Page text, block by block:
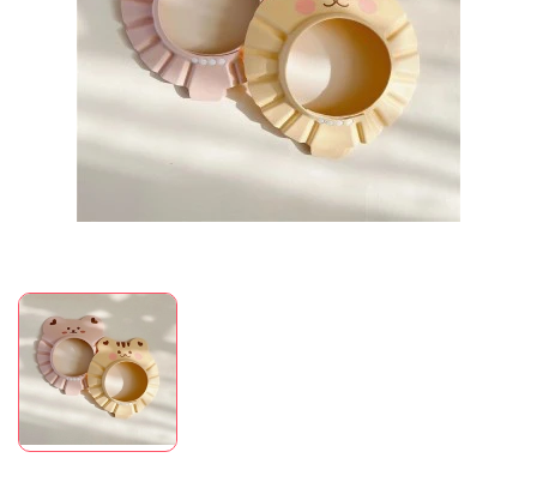
Mã giảm giá:
Ngày hết hạn:
Điều kiện: